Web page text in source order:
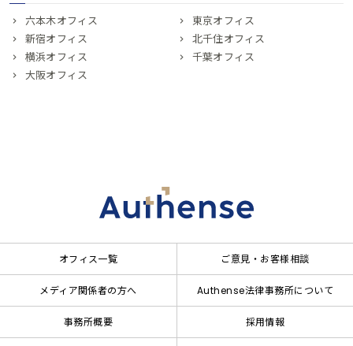
六本木オフィス
東京オフィス
新宿オフィス
北千住オフィス
横浜オフィス
千葉オフィス
大阪オフィス
オフィス一覧 ご意見・お客様相談
メディア関係者の方へ Authense法律事務所について
事務所概要 採用情報